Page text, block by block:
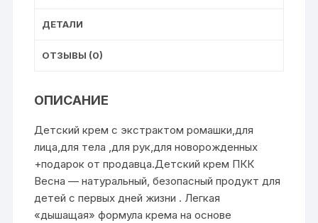
ДЕТАЛИ
ОТЗЫВЫ (0)
ОПИСАНИЕ
Детский крем с экстрактом ромашки,для
лица,для тела ,для рук,для новорожденных
+подарок от продавца.Детский крем ПКК
Весна — натуральный, безопасный продукт для
детей с первых дней жизни . Легкая
«дышащая» формула крема на основе